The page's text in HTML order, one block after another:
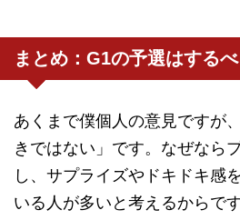
まとめ：G1の予選はする
あくまで僕個人の意見ですが
きではない」です。なぜなら
し、サプライズやドキドキ感
いる人が多いと考えるからです